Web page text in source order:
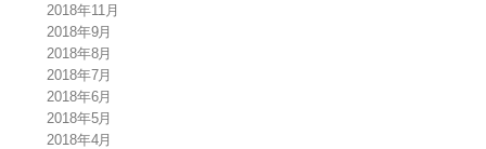
2018年11月
2018年9月
2018年8月
2018年7月
2018年6月
2018年5月
2018年4月